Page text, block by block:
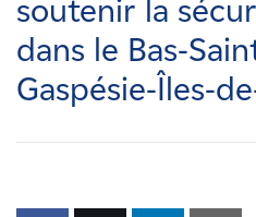
soutenir la
dans le Bas-
Gaspésie-Îles-